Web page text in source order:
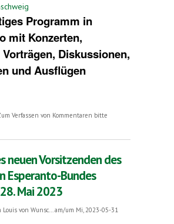
Programm in
mit Konzerten,
Diskussionen,
und Ausflügen
180 Teilnehmerinnen und Teilnehmer
Verfassen von Kommentaren bitte
neuen Vorsitzenden des
Esperanto-Bundes
Mai 2023
Louis von Wunsc...
am/um Mi, 2023-05-31